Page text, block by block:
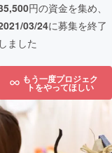
円の資金を集め、
03/24に募集を終了
しました
もう一度プロジェク
トをやってほしい